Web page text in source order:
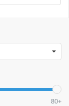
80+